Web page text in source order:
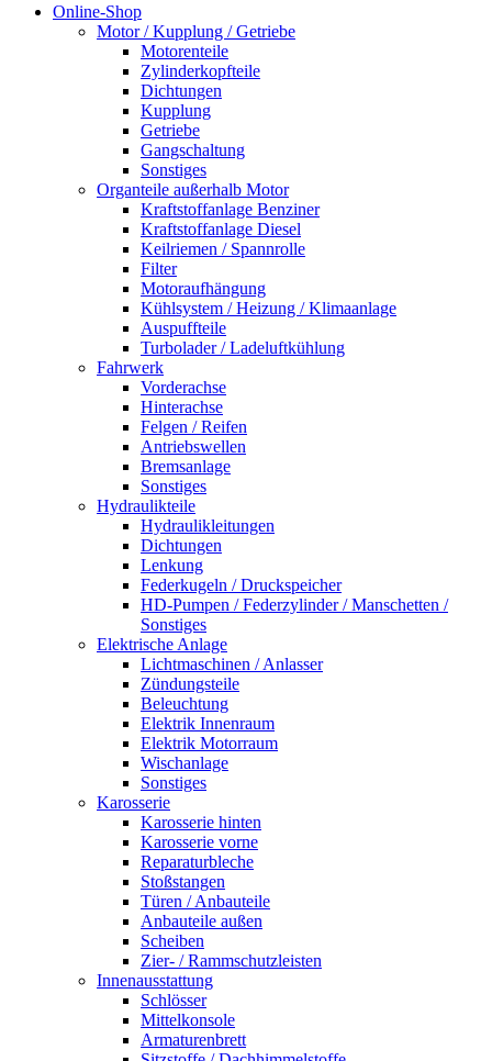
Online-Shop
Motor / Kupplung / Getriebe
Motorenteile
Zylinderkopfteile
Dichtungen
Kupplung
Getriebe
Gangschaltung
Sonstiges
Organteile außerhalb Motor
Kraftstoffanlage Benziner
Kraftstoffanlage Diesel
Keilriemen / Spannrolle
Filter
Motoraufhängung
Kühlsystem / Heizung / Klimaanlage
Auspuffteile
Turbolader / Ladeluftkühlung
Fahrwerk
Vorderachse
Hinterachse
Felgen / Reifen
Antriebswellen
Bremsanlage
Sonstiges
Hydraulikteile
Hydraulikleitungen
Dichtungen
Lenkung
Federkugeln / Druckspeicher
HD-Pumpen / Federzylinder / Manschetten /
Sonstiges
Elektrische Anlage
Lichtmaschinen / Anlasser
Zündungsteile
Beleuchtung
Elektrik Innenraum
Elektrik Motorraum
Wischanlage
Sonstiges
Karosserie
Karosserie hinten
Karosserie vorne
Reparaturbleche
Stoßstangen
Türen / Anbauteile
Anbauteile außen
Scheiben
Zier- / Rammschutzleisten
Innenausstattung
Schlösser
Mittelkonsole
Armaturenbrett